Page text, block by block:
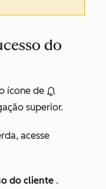
do
ícone de
superior.
acesse
do cliente .